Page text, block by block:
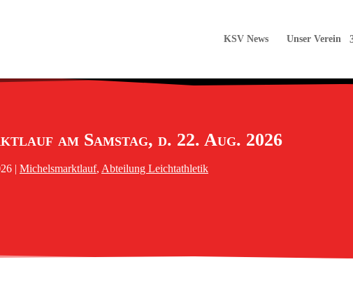
KSV News Unser Verein
am Samstag, d. 22. Aug. 2026
| Michelsmarktlauf, Abteilung Leichtathletik